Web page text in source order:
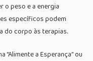
o peso e a energia
específicos podem
do corpo às terapias.
a Esperança” ou